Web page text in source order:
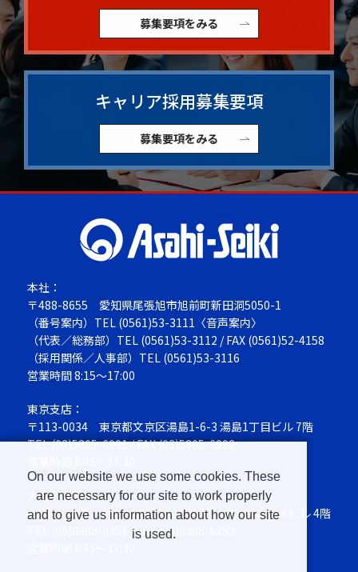
募集要項をみる
キャリア採用募集要項
募集要項をみる
本社：
〒488-8655 愛知県尾張旭市旭前町新田洞5050-1
（番号案内）TEL (0561)53-3111 〈音声案内〉
（代表／総務部）TEL (0561)53-3112 / FAX (0561)52-4158
（採用関係／人事部）TEL (0561)53-3116
営業時間 8:15～17:00
東京支店：
〒113-0034 東京都文京区湯島1-6-3 湯島1丁目ビル 7階
TEL(03)5805-6991/ FAX (03)5805-6992
大阪営業所：
〒564-0063大阪府吹田市江坂町1-13-41 江坂ＮＫビル 4階
/ FAX (06)6368-6252
On our website we use some cookies. These
are necessary for our site to work properly
and to give us information about how our site
is used.